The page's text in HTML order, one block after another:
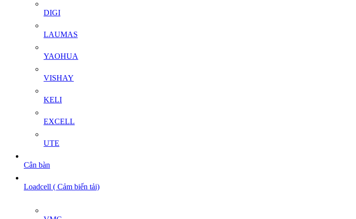
DIGI
LAUMAS
YAOHUA
VISHAY
KELI
EXCELL
UTE
Cân bàn
Loadcell ( Cảm biến tải)